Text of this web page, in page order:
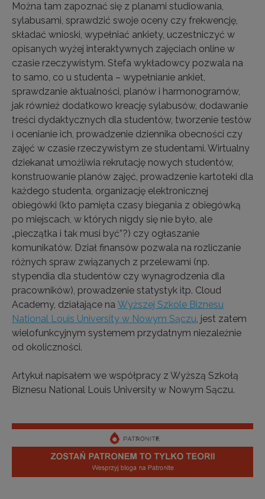
Można tam zapoznać się z planami studiowania,
sylabusami, sprawdzić swoje oceny czy frekwencję,
składać wnioski, wypełniać ankiety, uczestniczyć w
opisanych wyżej interaktywnych zajęciach online w
czasie rzeczywistym. Stefa wykładowcy pozwala na
to samo, co u studenta – wypełnianie ankiet,
sprawdzanie aktualności, planów i harmonogramów,
jak również dodatkowo kreację sylabusów, dodawanie
treści dydaktycznych dla studentów, tworzenie testów
i ocenianie ich, prowadzenie dziennika obecności czy
zajęć w czasie rzeczywistym ze studentami. Wirtualny
dziekanat umożliwia rekrutację nowych studentów,
konstruowanie planów zajęć, prowadzenie kartoteki dla
każdego studenta, organizację elektronicznej
obiegówki (kto pamięta czasy biegania z obiegówką
po miejscach, w których nigdy się nie było, ale
„pieczątka i tak musi być”?) czy ogłaszanie
komunikatów. Dział finansów pozwala na rozliczanie
różnych spraw związanych z przelewami (np.
stypendia dla studentów czy wynagrodzenia dla
pracowników), prowadzenie statystyk itp. Cloud
Academy, działające na Wyższej Szkole Biznesu
National Louis University w Nowym Sączu, jest zatem
wielofunkcyjnym systemem przydatnym niezależnie
od okoliczności.
Artykuł napisałem we współpracy z Wyższą Szkołą
Biznesu National Louis University w Nowym Sączu.